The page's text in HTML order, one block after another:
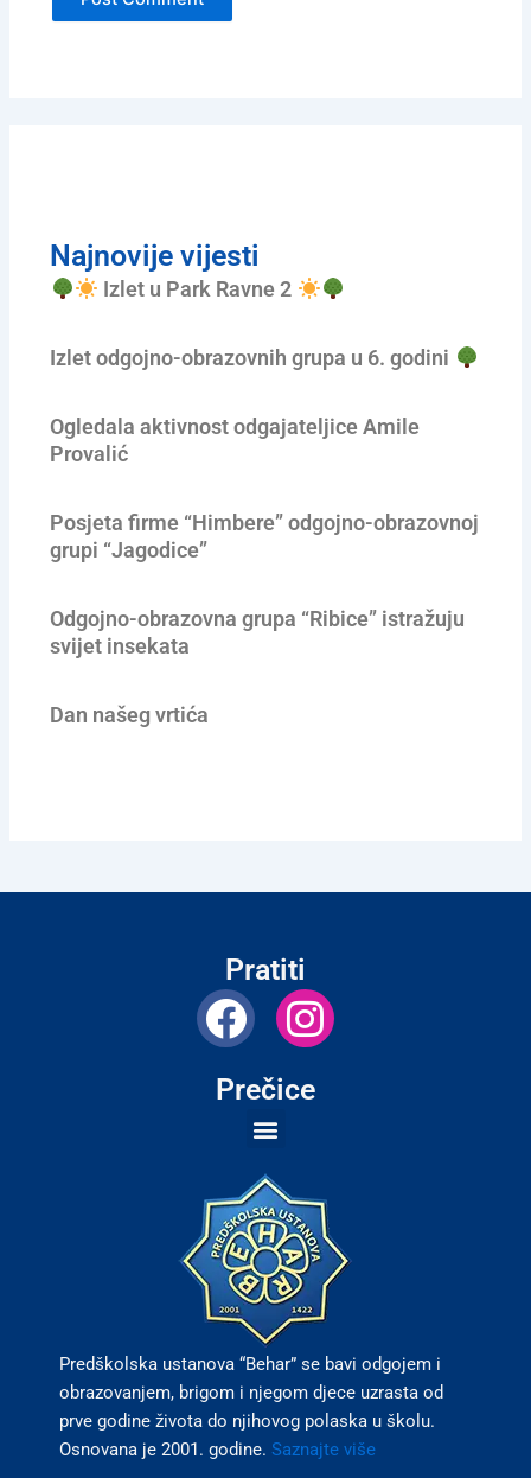
Najnovije vijesti
Izlet u Park Ravne 2
Izlet odgojno-obrazovnih grupa u 6. godini
Ogledala aktivnost odgajateljice Amile
Provalić
Posjeta firme “Himbere” odgojno-obrazovnoj
grupi “Jagodice”
Odgojno-obrazovna grupa “Ribice” istražuju
svijet insekata
Dan našeg vrtića
Pratiti
F
a
c
b
o
o
k
I
n
s
g
r
a
m
Prečice
Predškolska ustanova “Behar” se bavi odgojem i
obrazovanjem, brigom i njegom djece uzrasta od
prve godine života do njihovog polaska u školu.
Osnovana je 2001. godine. Saznajte više